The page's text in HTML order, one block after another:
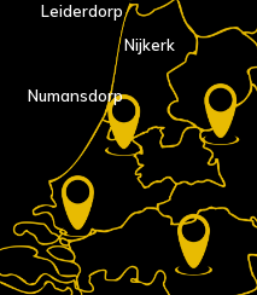
Nijkerk
Numansdorp
Leiderdorp